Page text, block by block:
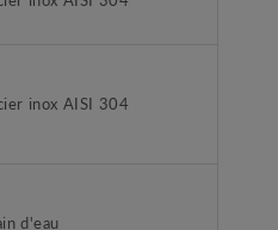
inox AISI 304
d'eau